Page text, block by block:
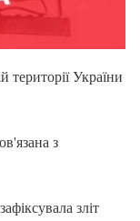
території України
з
зліт